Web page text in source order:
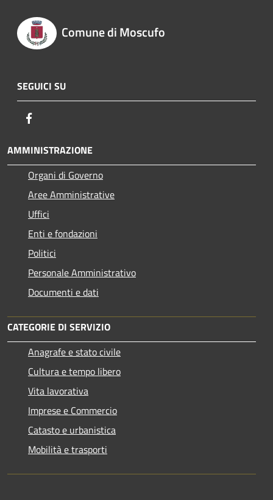
Comune di Moscufo
SEGUICI SU
AMMINISTRAZIONE
Organi di Governo
Aree Amministrative
Uffici
Enti e fondazioni
Politici
Personale Amministrativo
Documenti e dati
CATEGORIE DI SERVIZIO
Anagrafe e stato civile
Cultura e tempo libero
Vita lavorativa
Imprese e Commercio
Catasto e urbanistica
Mobilità e trasporti